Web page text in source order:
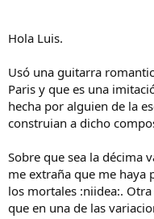
Hola Luis.
Usó una guitarra
Paris y que es una
hecha por alguien de la
construian a dicho
Sobre que sea la décima
me extraña que me haya
los mortales :niidea:.
que en una de las